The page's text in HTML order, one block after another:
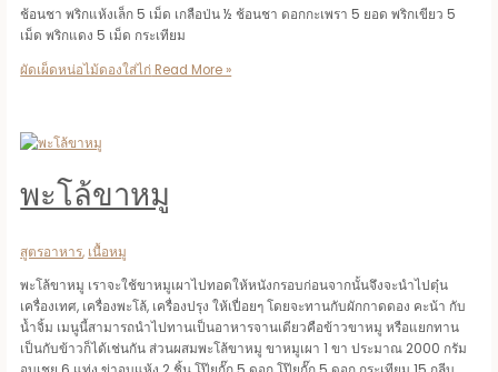
ช้อนชา พริกแห้งเล็ก 5 เม็ด เกลือป่น ½ ช้อนชา ดอกกะเพรา 5 ยอด พริกเขียว 5
เม็ด พริกแดง 5 เม็ด กระเทียม
ผัดเผ็ดหน่อไม้ดองใส่ไก่ Read More »
พะโล้ขาหมู
สูตรอาหาร, เนื้อหมู
พะโล้ขาหมู เราจะใช้ขาหมูเผาไปทอดให้หนังกรอบก่อนจากนั้นจึงจะนำไปตุ๋น
เครื่องเทศ, เครื่องพะโล้, เครื่องปรุง ให้เปื่อยๆ โดยจะทานกับผักกาดดอง คะน้า กับ
น้ำจิ้ม เมนูนี้สามารถนำไปทานเป็นอาหารจานเดียวคือข้าวขาหมู หรือแยกทาน
เป็นกับข้าวก็ได้เช่นกัน ส่วนผสมพะโล้ขาหมู ขาหมูเผา 1 ขา ประมาณ 2000 กรัม